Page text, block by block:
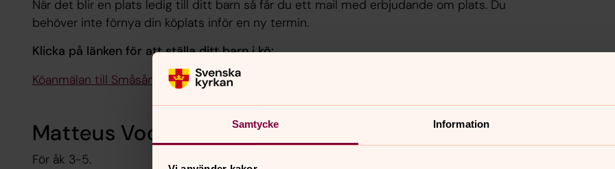
Samtycke Information
När det blir en plats ledig till ditt barn så får du ett mail med erbjudande om plats. Du
behöver inte förnya din köplats inför en ny termin.
Klicka på länken för att ställa ditt barn i kö:
Köanmälan till Småsångarna eller S:t Matteus Barnkör
Matteus Vocaler
För åk 3-5.